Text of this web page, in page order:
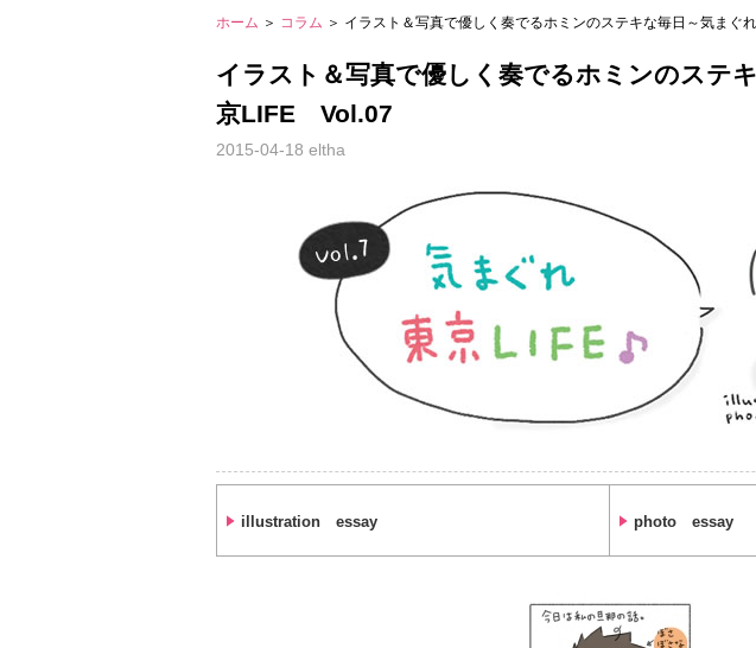
ホーム ＞ コラム ＞ イラスト＆写真で優しく奏でるホミンのステキな毎日～気まぐ
イラスト＆写真で優しく奏でるホミンのステ
京LIFE Vol.07
2015-04-18 eltha
illustration essay photo essay